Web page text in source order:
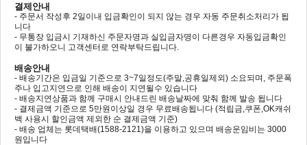
결제안내
- 주문서 작성후 2일이내 입금확인이 되지 않는 경우 자동 주문취소처리가 됩
니다
- 무통장 입금시 기재하신 주문자명과 실입금자명이 다른경우 자동입금확인
이 불가하오니 고객센터로 연락부탁드립니다.
배송안내
- 배송기간은 입금일 기준으로 3~7일정도(주말,공휴일제외) 소요되며, 주문폭
주나 입고지연으로 인해 배송이 지연될수 있습니다
- 배송지연상품과 함께 구매시 안내드린 배송날짜에 맞춰 함께 발송 됩니다
- 결제금액 기준으로 5만원이상일 경우 무료배송됩니다 (적립금,쿠폰,OK캐쉬
백 사용시 할인금액 제외한 순 결제금액 기준)
- 배송 업체는 롯데택배(1588-2121)을 이용하고 있으며 배송운임비는 3000
원입니다